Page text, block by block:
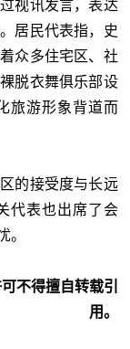
视讯发言，表达
居民代表指，史
众多住宅区、社
脱衣舞俱乐部设
旅游形象背道而
的接受度与长远
代表也出席了会
。
不得擅自转载引
用。